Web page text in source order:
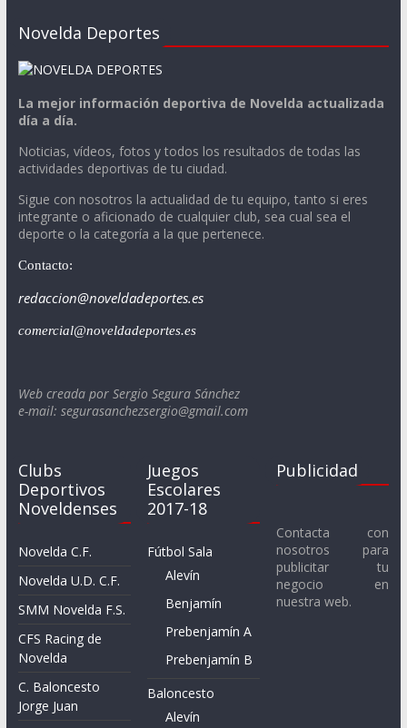
Novelda Deportes
La mejor información deportiva de Novelda actualizada
día a día.
Noticias, vídeos, fotos y todos los resultados de todas las
actividades deportivas de tu ciudad.
Sigue con nosotros la actualidad de tu equipo, tanto si eres
integrante o aficionado de cualquier club, sea cual sea el
deporte o la categoría a la que pertenece.
Contacto:
redaccion@noveldadeportes.es
comercial@noveldadeportes.es
Web creada por Sergio Segura Sánchez
e-mail: segurasanchezsergio@gmail.com
Clubs
Deportivos
Noveldenses
Novelda C.F.
Novelda U.D. C.F.
SMM Novelda F.S.
CFS Racing de
Novelda
C. Baloncesto
Jorge Juan
Juegos
Escolares
2017-18
Fútbol Sala
Alevín
Benjamín
Prebenjamín A
Prebenjamín B
Baloncesto
Alevín
Publicidad
Contacta con
nosotros para
publicitar tu
negocio en
nuestra web.